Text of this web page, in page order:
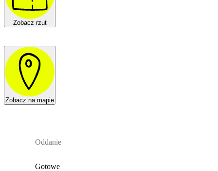
Zobacz rzut
Zobacz na mapie
Oddanie
Gotowe